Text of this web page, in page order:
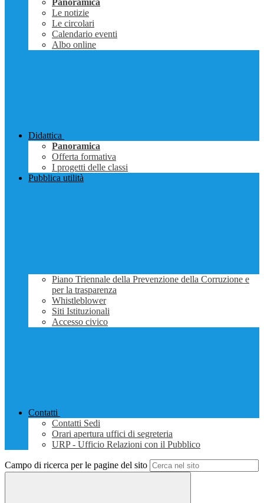
Panoramica
Le notizie
Le circolari
Calendario eventi
Albo online
Didattica
Panoramica
Offerta formativa
I progetti delle classi
Pubblica utilità
Piano Triennale della Prevenzione della Corruzione e
per la trasparenza
Whistleblower
Siti Istituzionali
Accesso civico
Contatti
Contatti Sedi
Orari apertura uffici di segreteria
URP - Ufficio Relazioni con il Pubblico
Campo di ricerca per le pagine del sito